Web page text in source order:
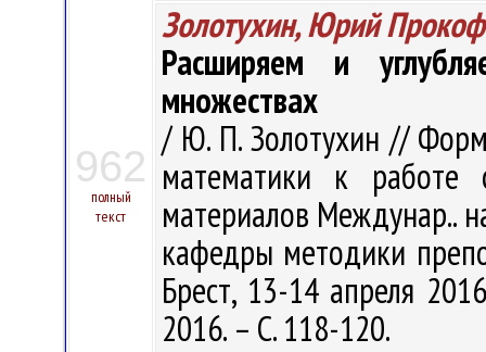
962
полный
текст
Золотухин, Юрий
Расширяем и
множествах
/ Ю. П. Золотухин //
математики к
материалов Междунар..
кафедры методики
Брест, 13-14 апреля
2016. – С. 118-120.